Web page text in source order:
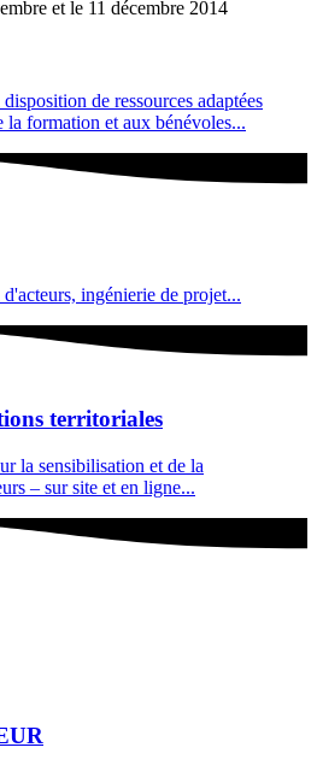
et le 11 décembre 2014
de ressources adaptées
formation et aux bénévoles...
ingénierie de projet...
territoriales
la sensibilisation et de la
– sur site et en ligne...